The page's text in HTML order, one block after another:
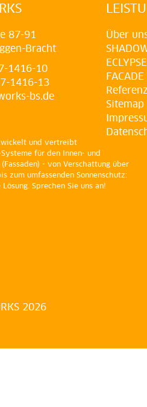
87-91
Bracht
1416-10
1416-13
bs.de
Über
ECLYPSE
FACADE
Sitemap
und vertreibt
für den Innen- und
- von Verschattung über
zum umfassenden Sonnenschutz:
Sprechen Sie uns an!
2026